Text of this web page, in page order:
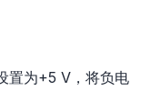
置为+5 V，将负电